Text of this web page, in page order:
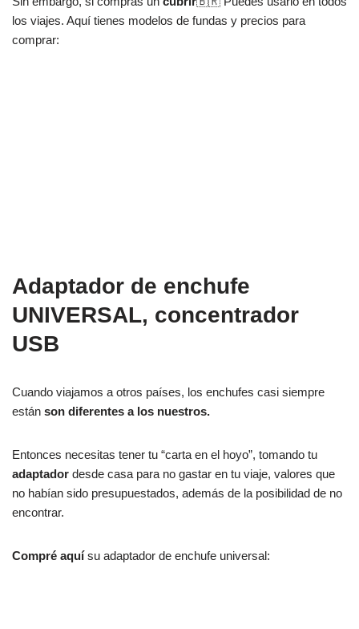
los viajes. Aquí tienes modelos de fundas y precios para
comprar:
Adaptador de enchufe
UNIVERSAL, concentrador
USB
Cuando viajamos a otros países, los enchufes casi siempre
están son diferentes a los nuestros.
Entonces necesitas tener tu “carta en el hoyo”, tomando tu
adaptador desde casa para no gastar en tu viaje, valores que
no habían sido presupuestados, además de la posibilidad de no
encontrar.
Compré aquísu adaptador de enchufe universal: